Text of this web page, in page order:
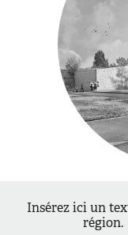
Insérez ici un
région.